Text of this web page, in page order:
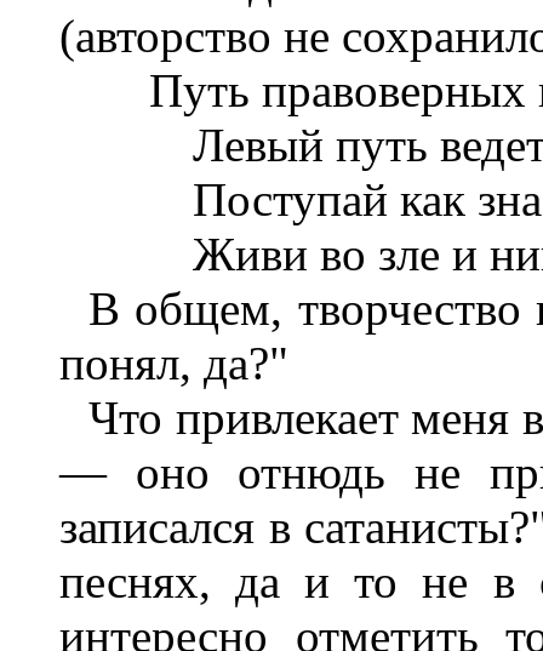
(авторство не
Путь правоверных
Левый путь ведет
Поступай как
Живи во зле и
В общем,
понял, да?"
Что привлекает меня
— оно отнюдь не
записался в
песнях, да и то не в
интересно отметить